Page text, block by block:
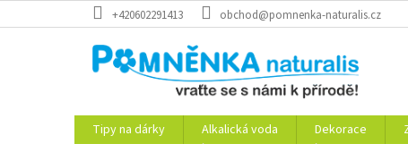
na
+420602291413 obchod@pomnenka-naturalis.cz
Tipy na dárky Alkalická voda Dekorace